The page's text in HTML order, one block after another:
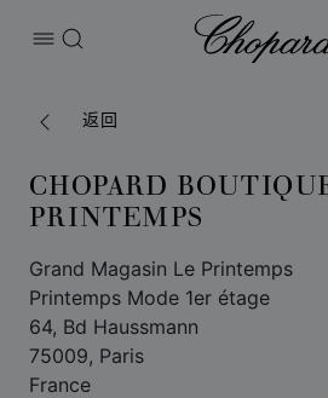
打开菜单
搜索
返回
CHOPARD
PRINTEMPS
Grand Magasin Le Printemps
Printemps Mode 1er étage
64, Bd Haussmann
75009, Paris
France